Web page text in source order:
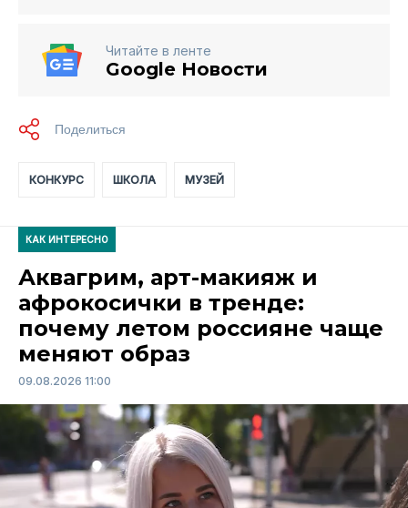
Читайте в ленте
Google Новости
КОНКУРС ШКОЛА МУЗЕЙ
КАК ИНТЕРЕСНО
Аквагрим, арт-макияж и
афрокосички в тренде:
почему летом россияне чаще
меняют образ
09.08.2026 11:00